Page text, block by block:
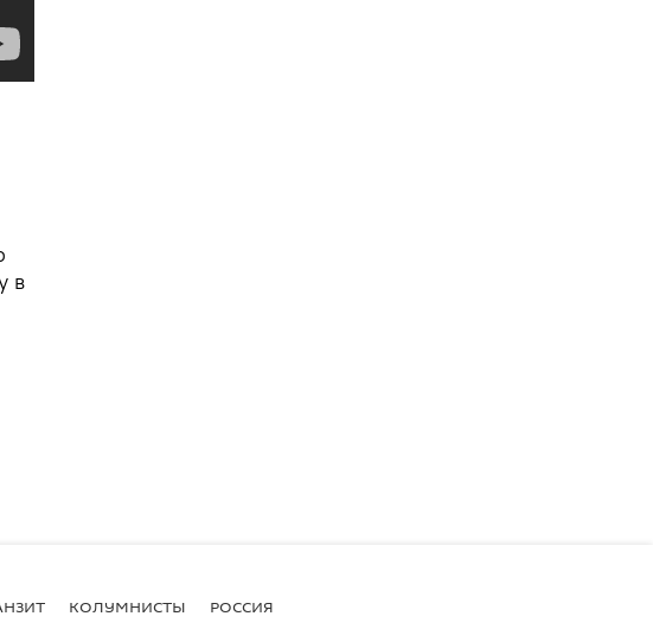
в
КОЛУМНИСТЫ РОССИЯ